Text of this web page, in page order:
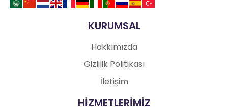
KURUMSAL
Hakkımızda
Gizlilik Politikası
İletişim
HİZMETLERİMİZ